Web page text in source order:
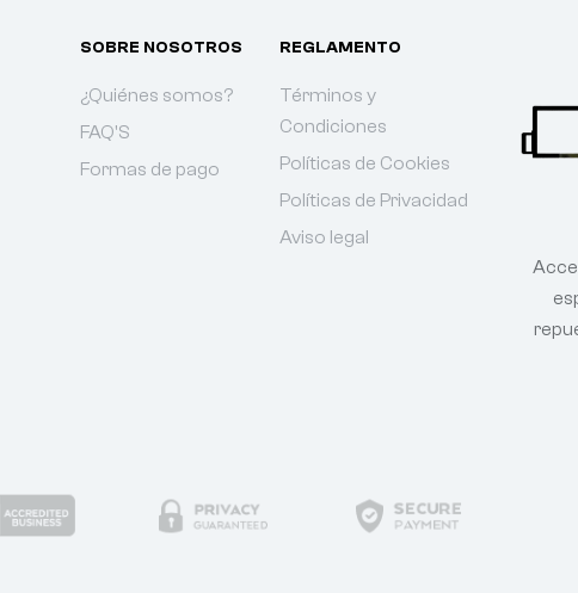
SOBRE NOSOTROS
¿Quiénes somos?
FAQ'S
Formas de pago
REGLAMENTO
Términos y
Condiciones
Políticas de Cookies
Políticas de Privacidad
Aviso legal